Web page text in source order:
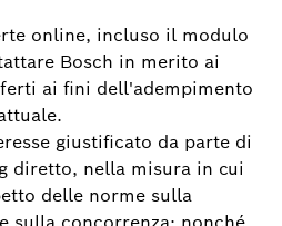
online, incluso il modulo
Bosch in merito ai
ai fini dell'adempimento
giustificato da parte di
diretto, nella misura in cui
delle norme sulla